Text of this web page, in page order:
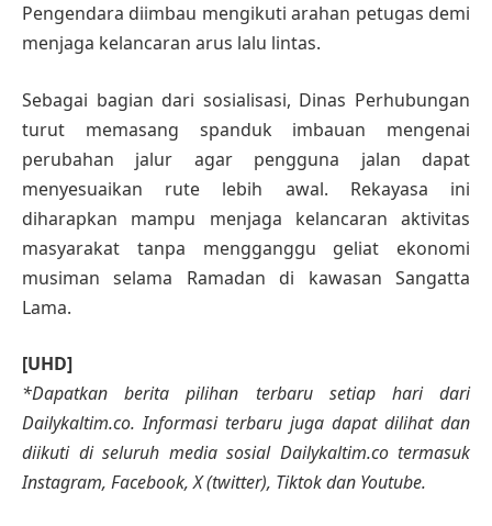
Pengendara diimbau mengikuti arahan petugas demi
menjaga kelancaran arus lalu lintas.
Sebagai bagian dari sosialisasi, Dinas Perhubungan
turut memasang spanduk imbauan mengenai
perubahan jalur agar pengguna jalan dapat
menyesuaikan rute lebih awal. Rekayasa ini
diharapkan mampu menjaga kelancaran aktivitas
masyarakat tanpa mengganggu geliat ekonomi
musiman selama Ramadan di kawasan Sangatta
Lama.
[UHD]
*Dapatkan berita pilihan terbaru setiap hari dari
Dailykaltim.co. Informasi terbaru juga dapat dilihat dan
diikuti di seluruh media sosial Dailykaltim.co termasuk
Instagram, Facebook, X (twitter), Tiktok dan Youtube.